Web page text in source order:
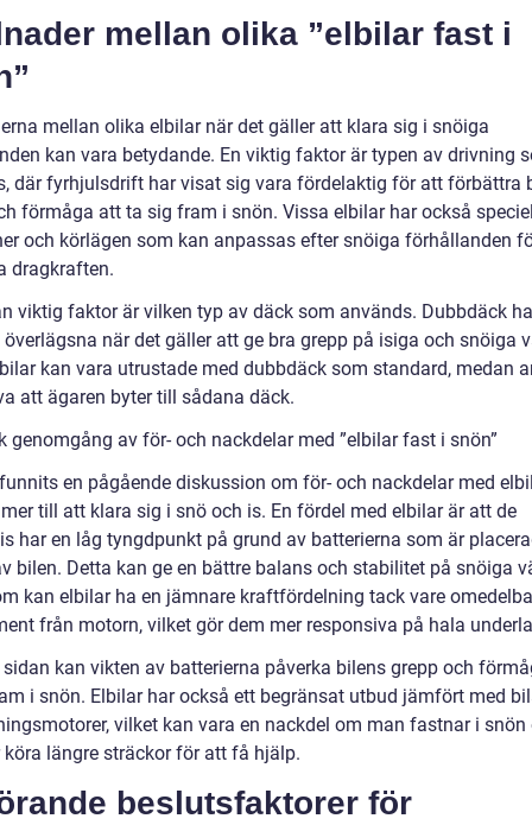
mellan olika ”elbilar fast i
mellan olika elbilar när det gäller att klara sig i snöiga
kan vara betydande. En viktig faktor är typen av drivning
där fyrhjulsdrift har visat sig vara fördelaktig för att förbättra
förmåga att ta sig fram i snön. Vissa elbilar har också
och körlägen som kan anpassas efter snöiga förhållanden
dragkraften.
viktig faktor är vilken typ av däck som används. Dubbdäck
när det gäller att ge bra grepp på isiga och snöiga
kan vara utrustade med dubbdäck som standard, medan
att ägaren byter till sådana däck.
genomgång av för- och nackdelar med ”elbilar fast i snön”
en pågående diskussion om för- och nackdelar med
till att klara sig i snö och is. En fördel med elbilar är att de
har en låg tyngdpunkt på grund av batterierna som är
bilen. Detta kan ge en bättre balans och stabilitet på snöiga
kan elbilar ha en jämnare kraftfördelning tack vare
från motorn, vilket gör dem mer responsiva på hala
kan vikten av batterierna påverka bilens grepp och
i snön. Elbilar har också ett begränsat utbud jämfört med
vilket kan vara en nackdel om man fastnar i snön
köra längre sträckor för att få hjälp.
beslutsfaktorer för